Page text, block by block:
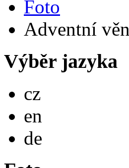
Foto
Adventní
Výběr jazyka
cz
en
de